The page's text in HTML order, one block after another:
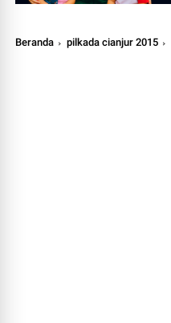
Beranda pilkada cianjur 2015